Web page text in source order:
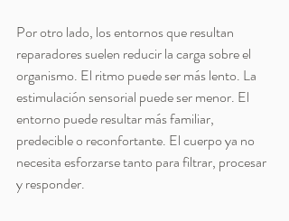
Por otro lado, los entornos que resultan
reparadores suelen reducir la carga sobre el
organismo. El ritmo puede ser más lento. La
estimulación sensorial puede ser menor. El
entorno puede resultar más familiar,
predecible o reconfortante. El cuerpo ya no
necesita esforzarse tanto para filtrar, procesar
y responder.